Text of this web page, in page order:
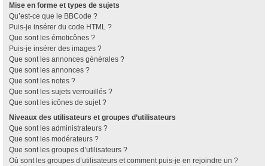
Mise en forme et types de sujets
Qu’est-ce que le BBCode ?
Puis-je insérer du code HTML ?
Que sont les émoticônes ?
Puis-je insérer des images ?
Que sont les annonces générales ?
Que sont les annonces ?
Que sont les notes ?
Que sont les sujets verrouillés ?
Que sont les icônes de sujet ?
Niveaux des utilisateurs et groupes d’utilisateurs
Que sont les administrateurs ?
Que sont les modérateurs ?
Que sont les groupes d’utilisateurs ?
Où sont les groupes d’utilisateurs et comment puis-je en rejoindre un ?